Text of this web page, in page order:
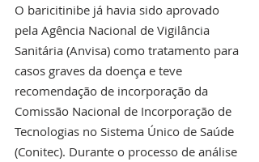
O baricitinibe já havia sido aprovado
pela Agência Nacional de Vigilância
Sanitária (Anvisa) como tratamento para
casos graves da doença e teve
recomendação de incorporação da
Comissão Nacional de Incorporação de
Tecnologias no Sistema Único de Saúde
(Conitec). Durante o processo de análise